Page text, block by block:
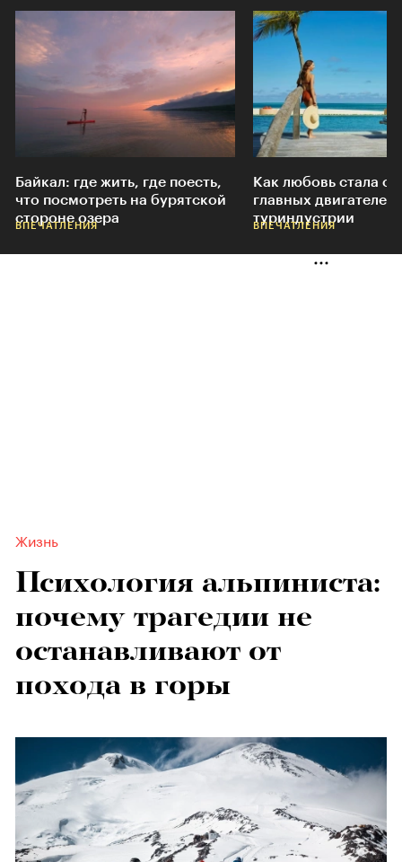
Байкал: где жить, где поесть,
что посмотреть на бурятской
стороне озера
ВПЕЧАТЛЕНИЯ
Как любовь стала
главных двигателей
туриндустрии
ВПЕЧАТЛЕНИЯ
Жизнь
Психология альпиниста:
почему трагедии не
останавливают от
похода в горы